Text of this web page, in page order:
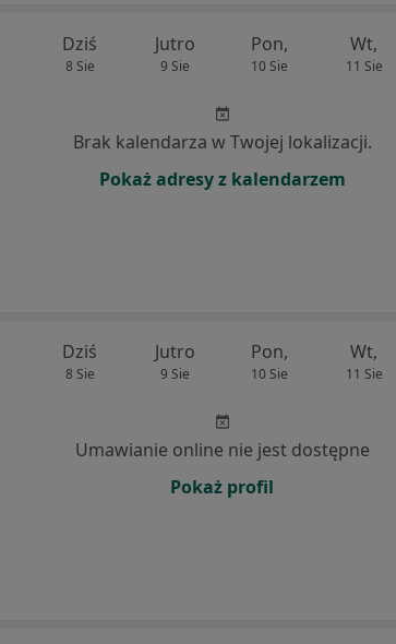
Dziś
8 Sie
Jutro
9 Sie
Pon,
10 Sie
Wt,
11 Sie
Brak kalendarza w Twojej lokalizacji.
Pokaż adresy z kalendarzem
Dziś
8 Sie
Jutro
9 Sie
Pon,
10 Sie
Wt,
11 Sie
Umawianie online nie jest dostępne
Pokaż profil